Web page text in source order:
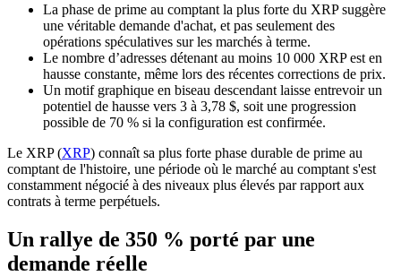
La phase de prime au comptant la plus forte du XRP suggère
une véritable demande d'achat, et pas seulement des
opérations spéculatives sur les marchés à terme.
Le nombre d’adresses détenant au moins 10 000 XRP est en
hausse constante, même lors des récentes corrections de prix.
Un motif graphique en biseau descendant laisse entrevoir un
potentiel de hausse vers 3 à 3,78 $, soit une progression
possible de 70 % si la configuration est confirmée.
Le XRP (XRP) connaît sa plus forte phase durable de prime au
comptant de l'histoire, une période où le marché au comptant s'est
constamment négocié à des niveaux plus élevés par rapport aux
contrats à terme perpétuels.
Un rallye de 350 % porté par une
demande réelle